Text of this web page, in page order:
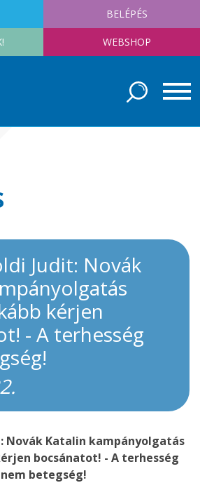
BELÉPÉS
WEBSHOP
Judit: Novák
kérjen
- A terhesség
Novák Katalin kampányolgatás
bocsánatot! - A terhesség
nem betegség!